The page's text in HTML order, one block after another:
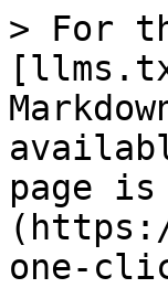
> For
page
one-